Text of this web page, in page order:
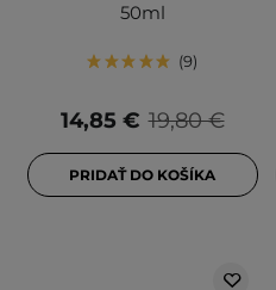
50ml
9
19,80 €
14,85 €
PRIDAŤ DO KOŠÍKA